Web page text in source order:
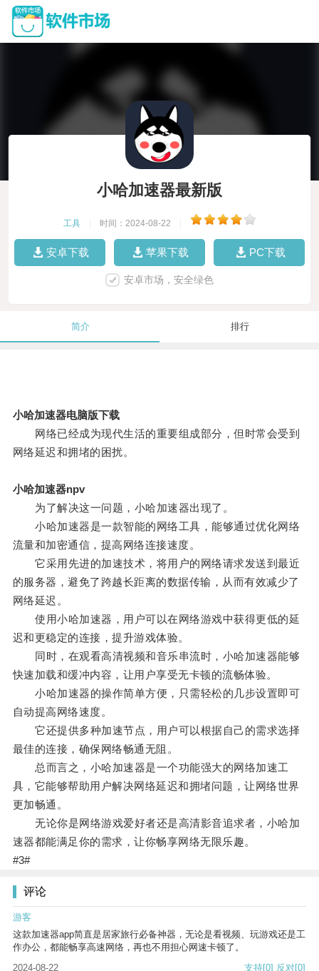
小哈加速器最新版
工具 时间：2024-08-22
安卓下载 苹果下载 PC下载
安卓市场，安全绿色
简介 排行
小哈加速器电脑版下载
网络已经成为现代生活的重要组成部分，但时常会受到
网络延迟和拥堵的困扰。
小哈加速器npv
为了解决这一问题，小哈加速器出现了。
小哈加速器是一款智能的网络工具，能够通过优化网络
流量和加密通信，提高网络连接速度。
它采用先进的加速技术，将用户的网络请求发送到最近
的服务器，避免了跨越长距离的数据传输，从而有效减少了
网络延迟。
使用小哈加速器，用户可以在网络游戏中获得更低的延
迟和更稳定的连接，提升游戏体验。
同时，在观看高清视频和音乐串流时，小哈加速器能够
快速加载和缓冲内容，让用户享受无卡顿的流畅体验。
小哈加速器的操作简单方便，只需轻松的几步设置即可
自动提高网络速度。
它还提供多种加速节点，用户可以根据自己的需求选择
最佳的连接，确保网络畅通无阻。
总而言之，小哈加速器是一个功能强大的网络加速工
具，它能够帮助用户解决网络延迟和拥堵问题，让网络世界
更加畅通。
无论你是网络游戏爱好者还是高清影音追求者，小哈加
速器都能满足你的需求，让你畅享网络无限乐趣。
#3#
评论
游客
这款加速器app简直是居家旅行必备神器，无论是看视频、玩游戏还是工
作办公，都能畅享高速网络，再也不用担心网速卡顿了。
2024-08-22
支持[0] 反对[0]